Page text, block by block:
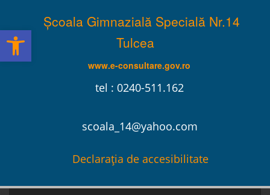
Școala Gimnazială Specială Nr.14
Tulcea
www.e-consultare.gov.ro
tel : 0240-511.162
scoala_14@yahoo.com
Declarația de accesibilitate
Deschide bara de unelte